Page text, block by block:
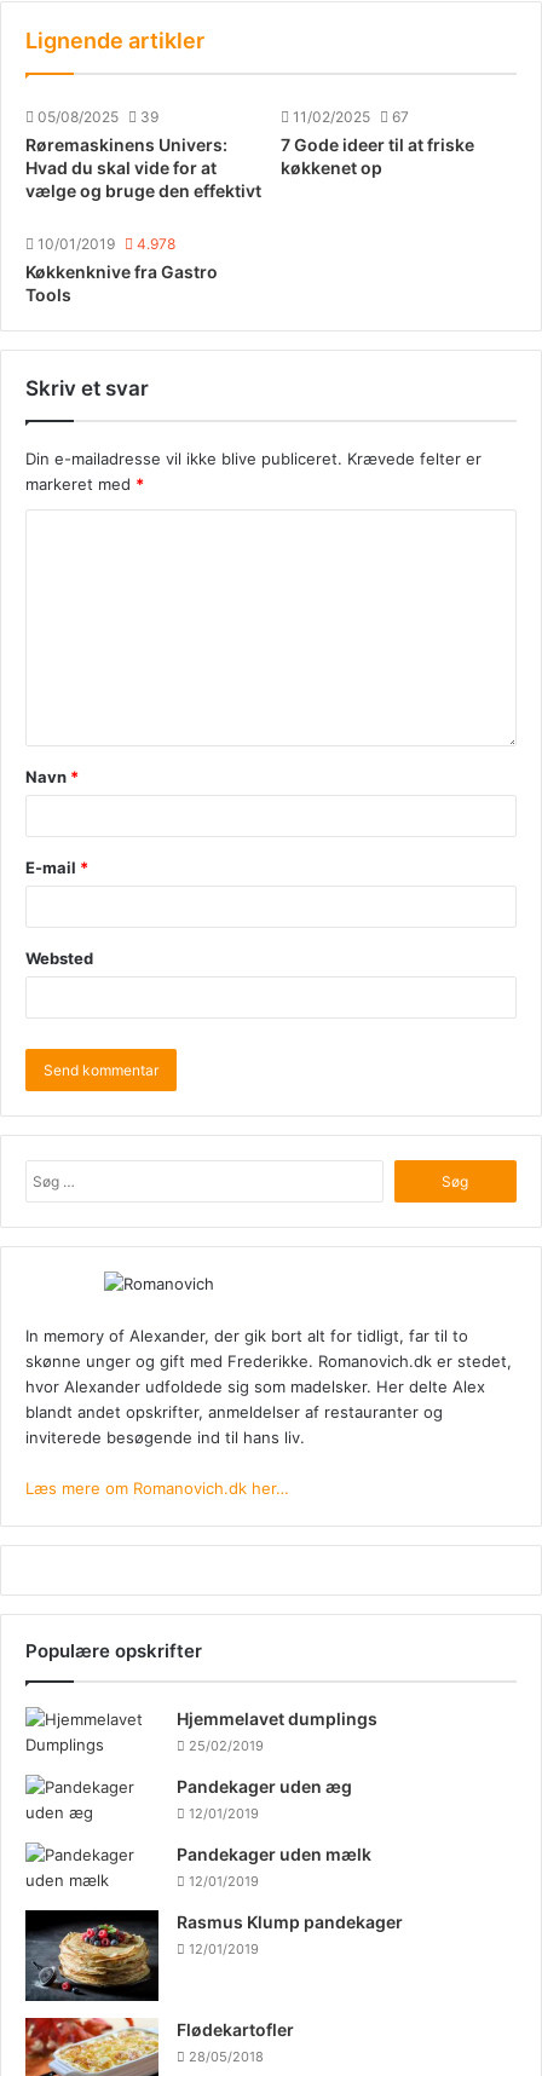
Lignende artikler
05/08/2025 39
Røremaskinens Univers:
Hvad du skal vide for at
vælge og bruge den effektivt
11/02/2025 67
7 Gode ideer til at friske
køkkenet op
10/01/2019 4.978
Køkkenknive fra Gastro
Tools
Skriv et svar
Din e-mailadresse vil ikke blive publiceret. Krævede felter er
markeret med *
Navn *
E-mail *
Websted
efter:
In memory of Alexander, der gik bort alt for tidligt, far til to
skønne unger og gift med Frederikke. Romanovich.dk er stedet,
hvor Alexander udfoldede sig som madelsker. Her delte Alex
blandt andet opskrifter, anmeldelser af restauranter og
inviterede besøgende ind til hans liv.
Læs mere om Romanovich.dk her…
Populære opskrifter
Hjemmelavet dumplings
25/02/2019
Pandekager uden æg
12/01/2019
Pandekager uden mælk
12/01/2019
Rasmus Klump pandekager
12/01/2019
Flødekartofler
28/05/2018